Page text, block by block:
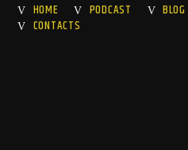
HOME
PODCAST BLOG
CONTACTS